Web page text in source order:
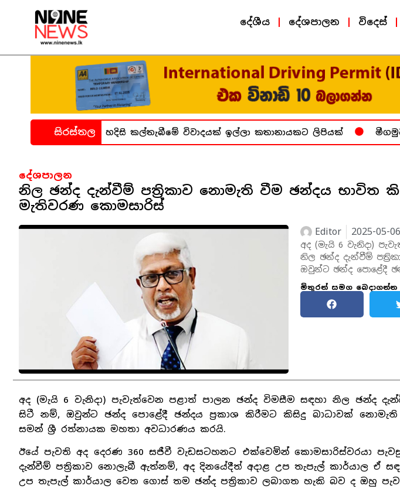
දේශීය දේශපාලන විදෙස්
සිරස්තල
සිද්ධිය ගැන හදිසි කල්තැබීමේ විවාදයක් ඉල්ලා කතානායකට ලිපියක් මීගමුව
දේශපාලන
නිල ඡන්ද දැන්වීම් පත්‍රිකාව නොමැති වීම ඡන්දය භාවිත
මැතිවරණ කොමසාරිස්
Editor 2025-05-06
අද (මැයි 6 වැනිදා)
නිල ඡන්ද දැන්වීම්
ඔවුන්ට ඡන්ද පොළේදී
මිතුරන් සමග බෙදාගන්න
අද (මැයි 6 වැනිදා) පැවැත්වෙන පළාත් පාලන ඡන්ද විමසීම සඳහා නිල ඡන්ද
සිටී නම්, ඔවුන්ට ඡන්ද පොළේදී ඡන්දය ප්‍රකාශ කිරීමට කිසිදු බාධාවක්
සමන් ශ්‍රී රත්නායක මහතා අවධාරණය කරයි.
ඊයේ පැවති අද දෙරණ 360 සජීවී වැඩසටහනට එක්වෙමින් කොමසාරිස්වරයා
දැන්වීම් පත්‍රිකාව නොලැබී ඇත්නම්, අද දිනයේදීත් අදාළ උප තැපැල් කාර්යාල ඒ
උප තැපැල් කාර්යාල වෙත ගොස් තම ඡන්ද පත්‍රිකාව ලබාගත හැකි බව ද ඔහු